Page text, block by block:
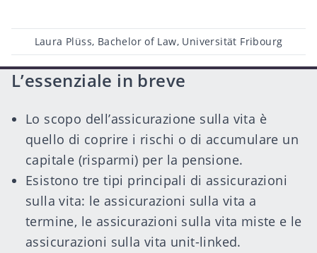
Post
author
Laura Plüss, Bachelor of Law, Universität Fribourg
L’essenziale in breve
Lo scopo dell’assicurazione sulla vita è
quello di coprire i rischi o di accumulare un
capitale (risparmi) per la pensione.
Esistono tre tipi principali di assicurazioni
sulla vita: le assicurazioni sulla vita a
termine, le assicurazioni sulla vita miste e le
assicurazioni sulla vita unit-linked.